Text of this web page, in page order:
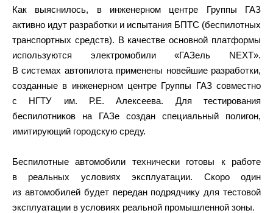
Как выяснилось, в инженерном центре Группы ГАЗ
активно идут разработки и испытания БПТС (беспилотных
транспортных средств). В качестве основной платформы
используются электромобили «ГАЗель NEXT».
В системах автопилота применены новейшие разработки,
созданные в инженерном центре Группы ГАЗ совместно
с НГТУ им. Р.Е. Алексеева. Для тестирования
беспилотников на ГАЗе создан специальный полигон,
имитирующий городскую среду.
Беспилотные автомобили технически готовы к работе
в реальных условиях эксплуатации. Скоро один
из автомобилей будет передан подрядчику для тестовой
эксплуатации в условиях реальной промышленной зоны.